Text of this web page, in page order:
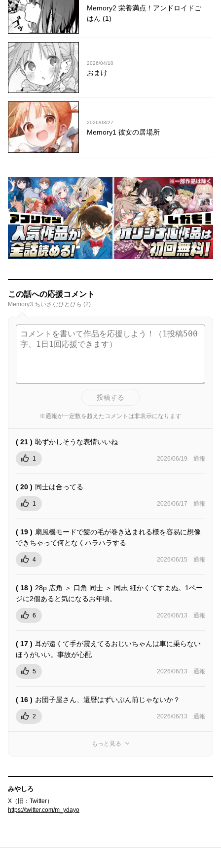
Memory2 栄養満点！アンドロイドご
はん (1)
2026/04/10
おまけ
2026/03/27
Memory1 彼女の居場所
この話への応援コメント
Memory3 ちいさなひとひら (2)
投稿する
※通報が一定数を超えたコメントは非表示になります
( 21 ) 恥ずかしそうな表情いいね
1 2026/06/19 通報
( 20 ) 同士は合ってる
1 2026/06/17 通報
( 19 ) 扇風機モードで髪の毛が巻き込まれる様を容易に想像
できちゃって何となくハラハラする
4 2026/06/15 通報
( 18 ) 28p 広角 ＞ 口角 同士 ＞ 同志 細かくてすまぬ。1ペー
ジに2個あると気になるお年頃。
6 2026/06/13 通報
( 17 ) 耳が遠くて手が震えてるおじいちゃんは車に乗らない
ほうがいい。事故が心配
5 2026/06/13 通報
( 16 ) お団子屋さん、還暦はずいぶん前じゃないか？
2 2026/06/13 通報
もっと見る
みやしろ
X（旧：Twitter）
https://twitter.com/m_ydayo